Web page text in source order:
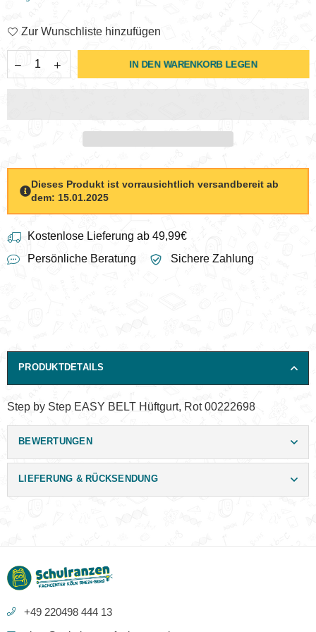
Zur Wunschliste hinzufügen
IN DEN WARENKORB LEGEN
Dieses Produkt ist vorrausichtlich versandbereit ab
dem: 15.01.2025
Kostenlose Lieferung ab 49,99€
Persönliche Beratung
Sichere Zahlung
PRODUKTDETAILS
Step by Step EASY BELT Hüftgurt, Rot 00222698
BEWERTUNGEN
LIEFERUNG & RÜCKSENDUNG
+49 220498 444 13